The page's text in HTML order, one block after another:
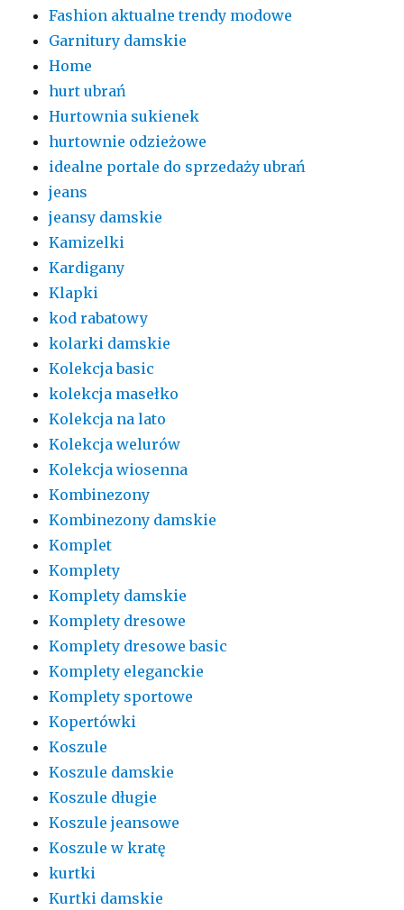
Fashion aktualne trendy modowe
Garnitury damskie
Home
hurt ubrań
Hurtownia sukienek
hurtownie odzieżowe
idealne portale do sprzedaży ubrań
jeans
jeansy damskie
Kamizelki
Kardigany
Klapki
kod rabatowy
kolarki damskie
Kolekcja basic
kolekcja masełko
Kolekcja na lato
Kolekcja welurów
Kolekcja wiosenna
Kombinezony
Kombinezony damskie
Komplet
Komplety
Komplety damskie
Komplety dresowe
Komplety dresowe basic
Komplety eleganckie
Komplety sportowe
Kopertówki
Koszule
Koszule damskie
Koszule długie
Koszule jeansowe
Koszule w kratę
kurtki
Kurtki damskie